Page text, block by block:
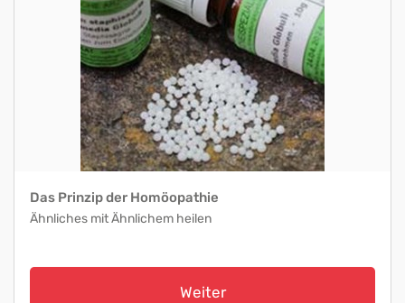
Das Prinzip der Homöopathie
Ähnliches mit Ähnlichem heilen
Weiter